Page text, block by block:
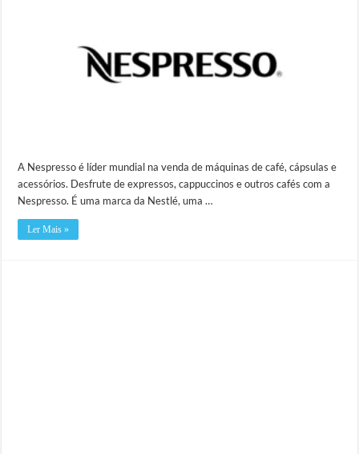
A Nespresso é líder mundial na venda de máquinas de café, cápsulas e
acessórios. Desfrute de expressos, cappuccinos e outros cafés com a
Nespresso. É uma marca da Nestlé, uma …
Ler Mais »